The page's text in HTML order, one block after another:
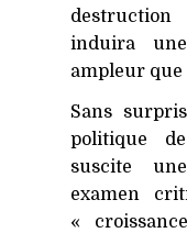
destruction
induira
ampleur que
Sans
politique
suscite
examen
«